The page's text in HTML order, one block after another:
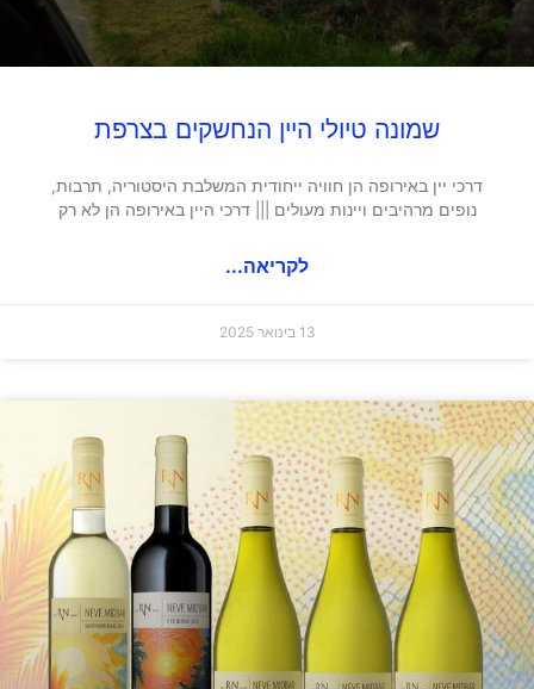
שמונה טיולי היין הנחשקים בצרפת
דרכי יין באירופה הן חוויה ייחודית המשלבת היסטוריה, תרבות,
נופים מרהיבים ויינות מעולים ||| דרכי היין באירופה הן לא רק
לקריאה...
13 בינואר 2025